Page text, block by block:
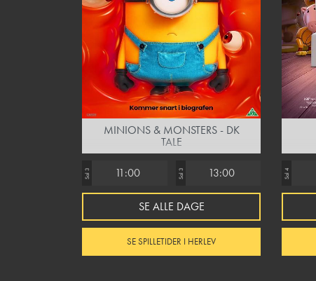
MINIONS & MONSTERS - DK
TALE
Sal 3 11:00 Sal 3 13:00
SE ALLE DAGE
SE SPILLETIDER I HERLEV
Sal 4